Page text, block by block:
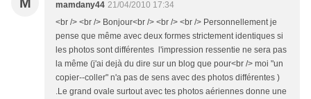
mamdany44 21/04/2010 17:34
<br /> <br /> Bonjour<br /> <br /> <br /> Personnellement je
pense que même avec deux formes strictement identiques si
les photos sont différentes l'impression ressentie ne sera pas
la même (j'ai dejà du dire sur un blog que pour<br /> moi "un
copier--coller" n'a pas de sens avec des photos différentes )
.Le grand ovale surtout avec tes photos aériennes donne une